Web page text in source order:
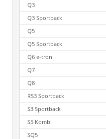
Q3
Q3 Sportback
Q5
Q5 Sportback
Q6 e-tron
Q7
Q8
RS3 Sportback
S3 Sportback
S5 Kombi
SQ5